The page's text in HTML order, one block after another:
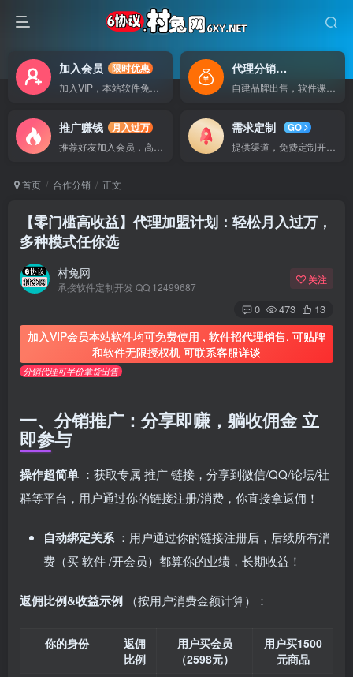
加入会员
限时优惠
代理分销自己做老板
推广赚钱
月入过万
需求定制
GO
首页 合作分销 正文
【零门槛高收益】代理加盟计划：轻松月入过万，
多种模式任你选
村兔网
承接软件定制开发 QQ 12499687
关注
0 473 13
加入VIP会员本站软件均可免费使用 , 软件招代理销售, 可贴牌
和软件无限授权机 可联系客服详谈
分销代理可半价拿货出售
一、分销推广：分享即赚，躺收佣金立
即参与
操作超简单 ：获取专属 推广链接，分享到微信/QQ/论坛/社
群等平台，用户通过你的链接注册/消费，你直接拿返佣！
自动绑定关系 ：用户通过你的链接注册后，后续所有消
费（买软件/开会员）都算你的业绩，长期收益！
返佣比例&收益示例 （按用户消费金额计算）：
你的身份
返佣
比例
用户买会员
（2598元）
用户买1500
元商品